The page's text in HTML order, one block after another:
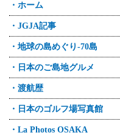
・ホーム
・JGJA記事
・地球の島めぐり-70島
・日本のご島地グルメ
・渡航歴
・日本のゴルフ場写真館
・La Photos OSAKA